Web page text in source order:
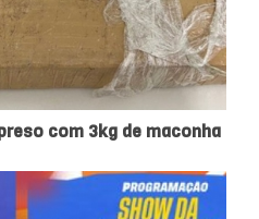
com 3kg de maconha